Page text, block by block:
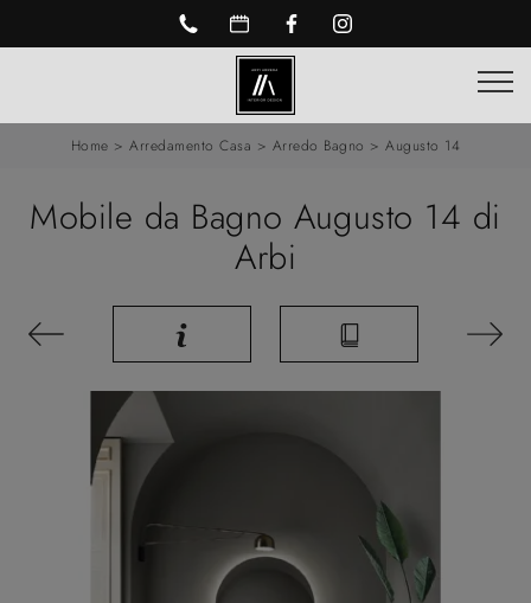
Home >Arredamento Casa > Arredo Bagno >Augusto 14
Mobile da Bagno Augusto 14 di
Arbi